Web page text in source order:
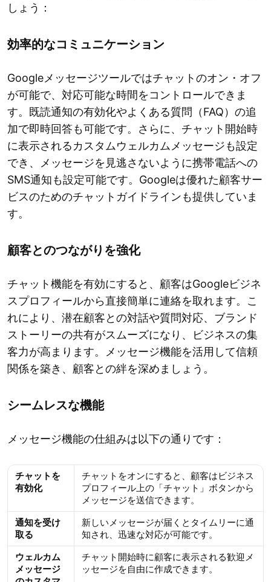
しょう：
効率的なコミュニケーション
Googleメッセージツールではチャットのオン・オフ
が可能で、対応可能な時間をコントロールできま
す。既読通知の有効化やよくある質問（FAQ）の追
加で即時回答も可能です。さらに、チャット開始時
に表示されるカスタムウェルカムメッセージも設定
でき、メッセージを見逃さないように携帯電話への
SMS通知も設定可能です。Googleは優れた顧客サー
ビスのためのチャットガイドラインも提供していま
す。
顧客とのつながりを強化
チャット機能を有効にすると、顧客はGoogleビジネ
スプロフィールから直接簡単に連絡を取れます。こ
れにより、潜在顧客との対話や質問対応、ブランド
ストーリーの共有がスムーズになり、ビジネスの集
客力が高まります。メッセージ機能を活用して信頼
関係を築き、顧客との絆を深めましょう。
シームレスな機能
メッセージ機能の仕組みは以下の通りです：
チャットを
有効化
チャットをオンにすると、顧客はビジネス
プロフィール上の「チャット」ボタンから
メッセージを送信できます。
通知を受け
取る
新しいメッセージが届くとタイムリーに通
知され、迅速な対応が可能です。
ウェルカム
メッセージ
チャット開始時に顧客に表示される歓迎メ
ッセージを自由に作成できます。